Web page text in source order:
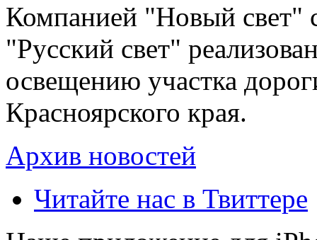
Компанией "Новый свет"
"Русский свет"
освещению участка
Красноярского края.
Архив новостей
Читайте нас в Твиттере